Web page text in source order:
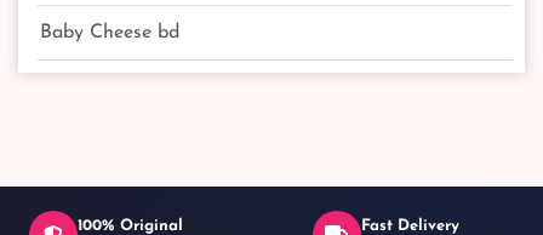
Baby Cheese bd
100% Original Fast Delivery